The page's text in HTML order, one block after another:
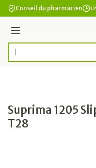
Aller au contenu
Conseil du pharmacien
Menu
Rechercher
Suprima 1205
T28